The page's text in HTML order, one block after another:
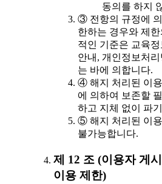
동의를 하지
③ 전항의 규정에
한하는 경우와 제
적인 기준은 교육
안내, 개인정보처
는 바에 의합니다.
④ 해지 처리된 이
에 의하여 보존할
하고 지체 없이 파
⑤ 해지 처리된 이용
불가능합니다.
제 12 조 (이용자 게
이용 제한)